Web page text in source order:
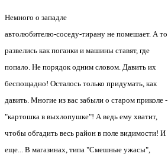
Немного о западле
автолюбителю-соседу-тирану не помешает. А то
развелись как поганки и машины ставят, где
попало. Не порядок одним словом. Давить их
беспощадно! Осталось только придумать, как
давить. Многие из вас забыли о старом приколе -
"картошка в выхлопушке"! А ведь ему хватит,
чтобы обгадить весь район в поле видимости! И
еще... В магазинах, типа "Смешные ужасы",